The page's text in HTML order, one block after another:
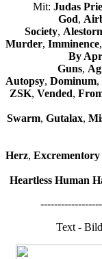
Mit: Judas
God,
Society,
Murder, Imminence,
By
Guns,
Autopsy, Dominum,
ZSK, Vended,
Swarm, Gutalax,
Herz, Excrementory
Heartless Human
Text -